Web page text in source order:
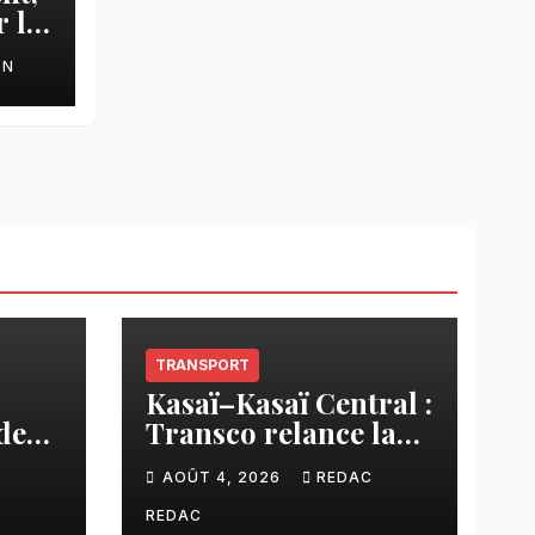
le
TRANSPORT
Kasaï–Kasaï Central :
Transco relance la
liaison Tshikapa–
Tshiamu pour
faciliter les échanges
AOÛT 4, 2026 REDAC
REDAC